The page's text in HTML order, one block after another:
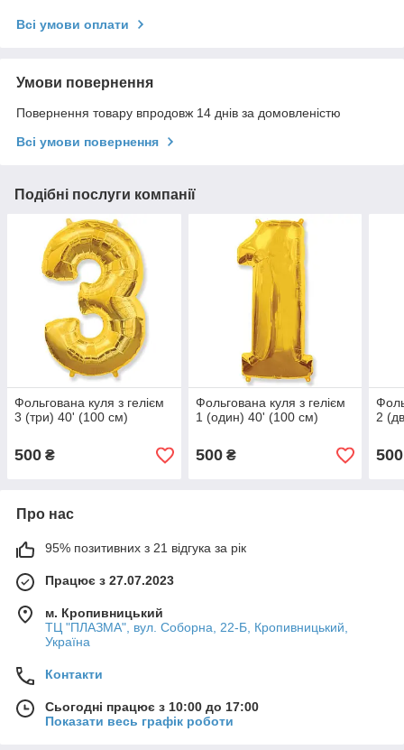
Всі умови оплати
Умови повернення
Повернення товару впродовж 14 днів за домовленістю
Всі умови повернення
Подібні послуги компанії
Фольгована куля з гелієм
3 (три) 40' (100 см)
500 ₴
Фольгована куля з гелієм
1 (один) 40' (100 см)
500₴
2
500
Про нас
95% позитивних з 21 відгука за рік
Працює з 27.07.2023
м. Кропивницький
ТЦ "ПЛАЗМА", вул. Соборна, 22-Б, Кропивницький,
Україна
Контакти
Сьогодні працює з 10:00 до 17:00
Показати весь графік роботи